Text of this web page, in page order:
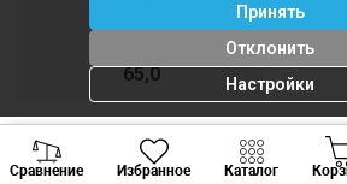
65,0
73 370 лей
Сравнение Избранное Каталог
Принять
Отклонить
Настройки